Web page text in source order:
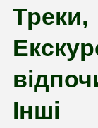
Треки,
Інші